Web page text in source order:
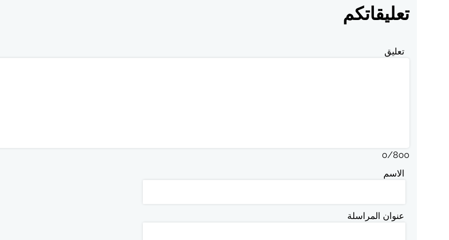
تعليقاتكم
تعليق
0/800
الاسم
عنوان المراسلة